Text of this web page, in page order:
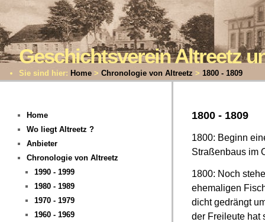
Geschichtsverein Altreetz
Sie sind hier: Home > Chronologie von Altreetz > 1800 - 1809
Home
Wo liegt Altreetz ?
Anbieter
Chronologie von Altreetz
1990 - 1999
1980 - 1989
1970 - 1979
1960 - 1969
1800 - 1809
1800: Beginn
Straßenbaus im
1800: Noch
ehemaligen
dicht gedrängt
der Freileute hat